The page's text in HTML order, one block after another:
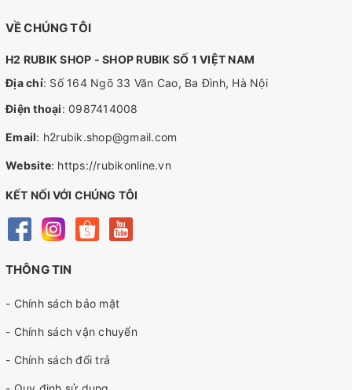
VỀ CHÚNG TÔI
H2 RUBIK SHOP - SHOP RUBIK SỐ 1 VIỆT NAM
Địa chỉ: Số 164 Ngõ 33 Văn Cao, Ba Đình, Hà Nội
Điện thoại: 0987414008
Email: h2rubik.shop@gmail.com
Website: https://rubikonline.vn
KẾT NỐI VỚI CHÚNG TÔI
THÔNG TIN
- Chính sách bảo mật
- Chính sách vận chuyển
- Chính sách đổi trả